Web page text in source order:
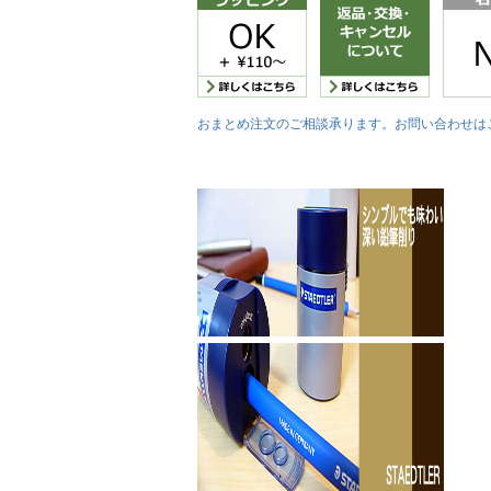
おまとめ注文のご相談承ります。お問い合わせは